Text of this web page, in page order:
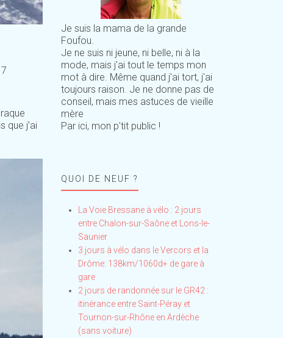
que j’ai
Je suis la mama de la grande
Foufou.
Je ne suis ni jeune, ni belle, ni à la
mode, mais j'ai tout le temps mon
mot à dire. Même quand j'ai tort, j'ai
toujours raison. Je ne donne pas de
conseil, mais mes astuces de vieille
mère
Par ici, mon p'tit public !
QUOI DE NEUF ?
La Voie Bressane à vélo : 2 jours
entre Chalon-sur-Saône et Lons-le-
Saunier
3 jours à vélo dans le Vercors et la
Drôme: 138km/1060d+ de gare à
gare
2 jours de randonnée sur le GR42 :
itinérance entre Saint-Péray et
Tournon-sur-Rhône en Ardèche
(sans voiture)